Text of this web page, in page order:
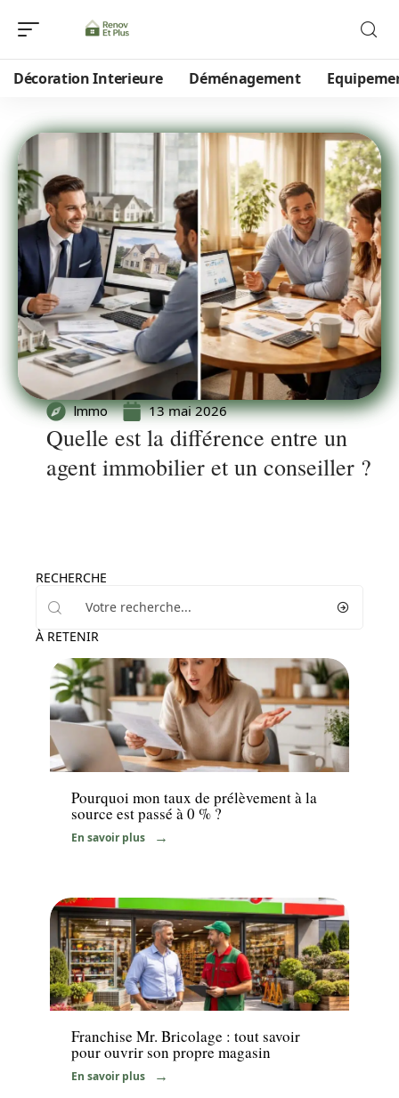
Décoration Interieure Déménagement
Immo 13 mai 2026
Quelle est la différence entre un
agent immobilier et un conseiller ?
RECHERCHE
À RETENIR
News
Pourquoi mon taux de prélèvement à la
source est passé à 0 % ?
En savoir plus
News
Franchise Mr. Bricolage : tout savoir
pour ouvrir son propre magasin
En savoir plus